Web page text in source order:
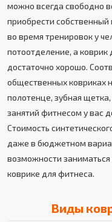
можно всегда свободно
приобрести
во время тренировок у
потоотделение, а коврик
достаточно хорошо.
общественных ковриках
полотенце, зубная
занятий фитнесом у вас
Стоимость
даже в бюджетном
возможности
коврике для фитнеса.
Виды